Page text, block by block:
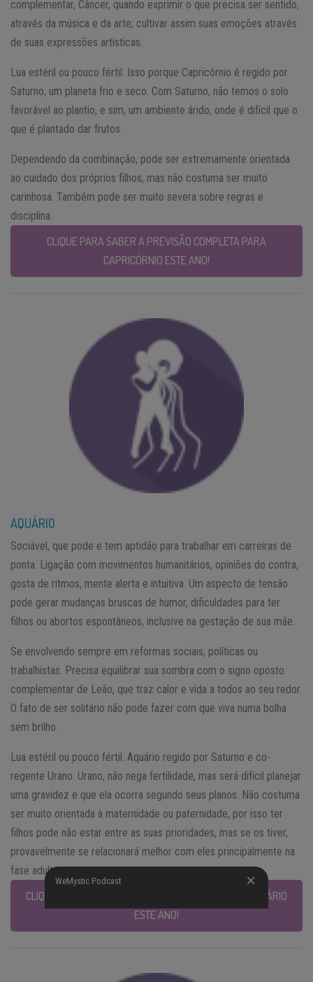
complementar, Câncer, quando exprimir o que precisa ser sentido,
através da música e da arte; cultivar assim suas emoções através
de suas expressões artísticas.
Lua estéril ou pouco fértil. Isso porque Capricórnio é regido por
Saturno, um planeta frio e seco. Com Saturno, não temos o solo
favorável ao plantio, e sim, um ambiente árido, onde é difícil que o
que é plantado dar frutos.
Dependendo da combinação, pode ser extremamente orientada
ao cuidado dos próprios filhos, mas não costuma ser muito
carinhosa. Também pode ser muito severa sobre regras e
disciplina.
CLIQUE PARA SABER A PREVISÃO COMPLETA PARA
CAPRICÓRNIO ESTE ANO!
AQUÁRIO
Sociável, que pode e tem aptidão para trabalhar em carreiras de
ponta. Ligação com movimentos humanitários, opiniões do contra,
gosta de ritmos, mente alerta e intuitiva. Um aspecto de tensão
pode gerar mudanças bruscas de humor, dificuldades para ter
filhos ou abortos espontâneos, inclusive na gestação de sua mãe.
Se envolvendo sempre em reformas sociais, políticas ou
trabalhistas. Precisa equilibrar sua sombra com o signo oposto
complementar de Leão, que traz calor e vida a todos ao seu redor.
O fato de ser solitário não pode fazer com que viva numa bolha
sem brilho.
Lua estéril ou pouco fértil. Aquário regido por Saturno e co-
regente Urano. Urano, não nega fertilidade, mas será difícil planejar
uma gravidez e que ela ocorra segundo seus planos. Não costuma
ser muito orientada à maternidade ou paternidade, por isso ter
filhos pode não estar entre as suas prioridades, mas se os tiver,
provavelmente se relacionará melhor com eles principalmente na
fase adulta.
CLIQUE PARA SABER A PREVISÃO COMPLETA PARA AQUÁRIO
ESTE ANO!
WeMystic Podcast
WeMystic Podcast